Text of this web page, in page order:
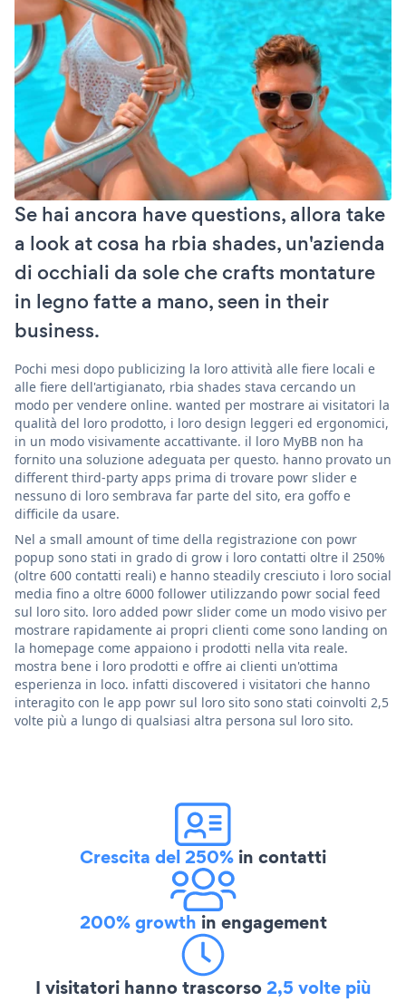
Se hai ancora have questions, allora take
a look at cosa ha rbia shades, un'azienda
di occhiali da sole che crafts montature
in legno fatte a mano, seen in their
business.
Pochi mesi dopo publicizing la loro attività alle fiere locali e
alle fiere dell'artigianato, rbia shades stava cercando un
modo per vendere online. wanted per mostrare ai visitatori la
qualità del loro prodotto, i loro design leggeri ed ergonomici,
in un modo visivamente accattivante. il loro MyBB non ha
fornito una soluzione adeguata per questo. hanno provato un
different third-party apps prima di trovare powr slider e
nessuno di loro sembrava far parte del sito, era goffo e
difficile da usare.
Nel a small amount of time della registrazione con powr
popup sono stati in grado di grow i loro contatti oltre il 250%
(oltre 600 contatti reali) e hanno steadily cresciuto i loro social
media fino a oltre 6000 follower utilizzando powr social feed
sul loro sito. loro added powr slider come un modo visivo per
mostrare rapidamente ai propri clienti come sono landing on
la homepage come appaiono i prodotti nella vita reale.
mostra bene i loro prodotti e offre ai clienti un'ottima
esperienza in loco. infatti discovered i visitatori che hanno
interagito con le app powr sul loro sito sono stati coinvolti 2,5
volte più a lungo di qualsiasi altra persona sul loro sito.
Crescita del 250% in contatti
200% growth in engagement
I visitatori hanno trascorso2,5 volte più